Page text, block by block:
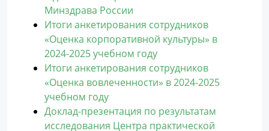
Минздрава России
Итоги анкетирования сотрудников
«Оценка корпоративной культуры» в
2024-2025 учебном году
Итоги анкетирования сотрудников
«Оценка вовлеченности» в 2024-2025
учебном году
Доклад-презентация по результатам
исследования Центра практической